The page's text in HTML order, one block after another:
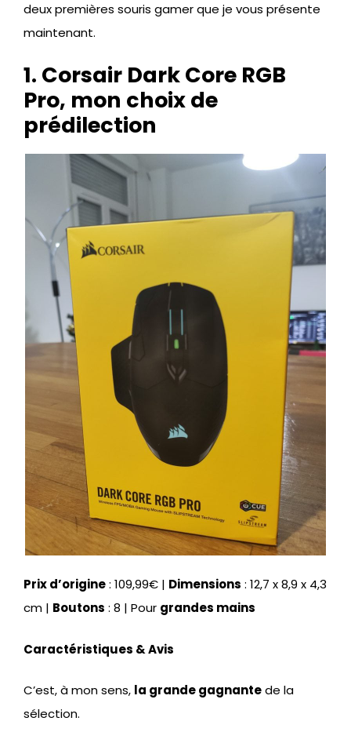
deux premières souris gamer que je vous présente
maintenant.
1. Corsair Dark Core RGB
Pro, mon choix de
prédilection
Prix d’origine: 109,99€ | Dimensions : 12,7 x 8,9 x 4,3
cm | Boutons : 8 | Pour grandes mains
Caractéristiques & Avis
C’est, à mon sens, la grande gagnantede la
sélection.